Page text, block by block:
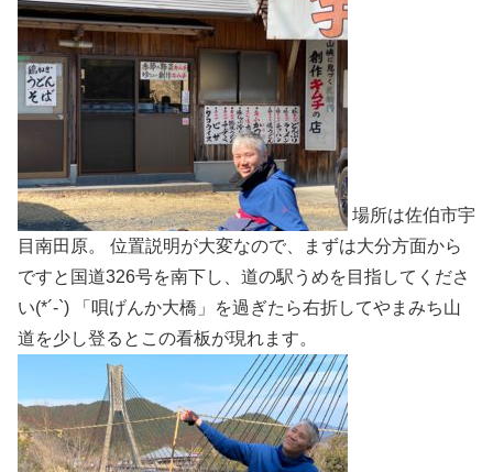
場所は佐伯市宇
目南田原。 位置説明が大変なので、まずは大分方面から
ですと国道326号を南下し、道の駅うめを目指してくださ
い(*´-`) 「唄げんか大橋」を過ぎたら右折してやまみち山
道を少し登るとこの看板が現れます。